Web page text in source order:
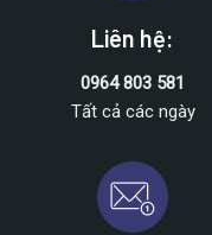
Liên hệ:
0964 803 581
Tất cả các ngày